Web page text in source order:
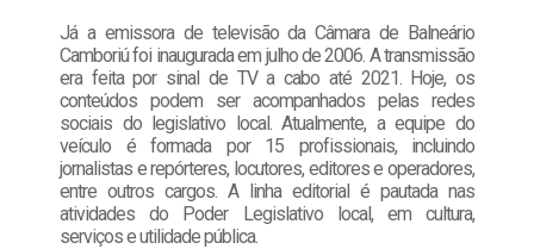
Já a emissora de televisão da Câmara de Balneário
Camboriú foi inaugurada em julho de 2006. A transmissão
era feita por sinal de TV a cabo até 2021. Hoje, os
conteúdos podem ser acompanhados pelas redes
sociais do legislativo local. Atualmente, a equipe do
veículo é formada por 15 profissionais, incluindo
jornalistas e repórteres, locutores, editores e operadores,
entre outros cargos. A linha editorial é pautada nas
atividades do Poder Legislativo local, em cultura,
serviços e utilidade pública.